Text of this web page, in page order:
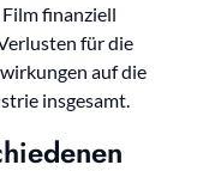
Film finanziell
für die
auf die
insgesamt.